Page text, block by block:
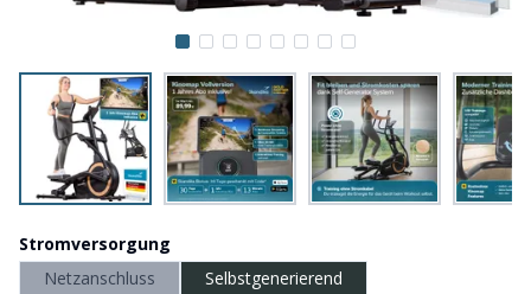
Stromversorgung
Netzanschluss
Selbstgenerierend